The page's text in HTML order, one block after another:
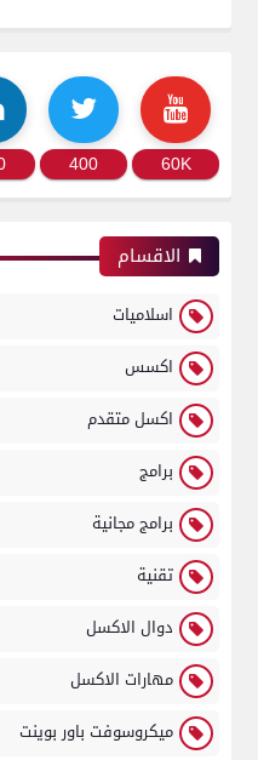
60K
400
الاقسام
اسلاميات
اكسس
اكسل متقدم
برامج
برامج مجانية
تقنية
دوال الاكسل
مهارات الاكسل
ميكروسوفت باور بوينت